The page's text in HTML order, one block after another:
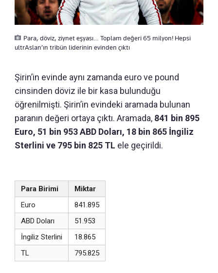
Para, döviz, ziynet eşyası… Toplam değeri 65 milyon! Hepsi
ultrAslan’ın tribün liderinin evinden çıktı
Şirin’in evinde aynı zamanda euro ve pound
cinsinden döviz ile bir kasa bulunduğu
öğrenilmişti. Şirin’in evindeki aramada bulunan
paranın değeri ortaya çıktı. Aramada, 841 bin 895
Euro, 51 bin 953 ABD Doları, 18 bin 865 İngiliz
Sterlini ve 795 bin 825 TL ele geçirildi.
Para Birimi
Miktar
Euro
841.895
ABD Doları
51.953
İngiliz Sterlini
18.865
TL
795.825